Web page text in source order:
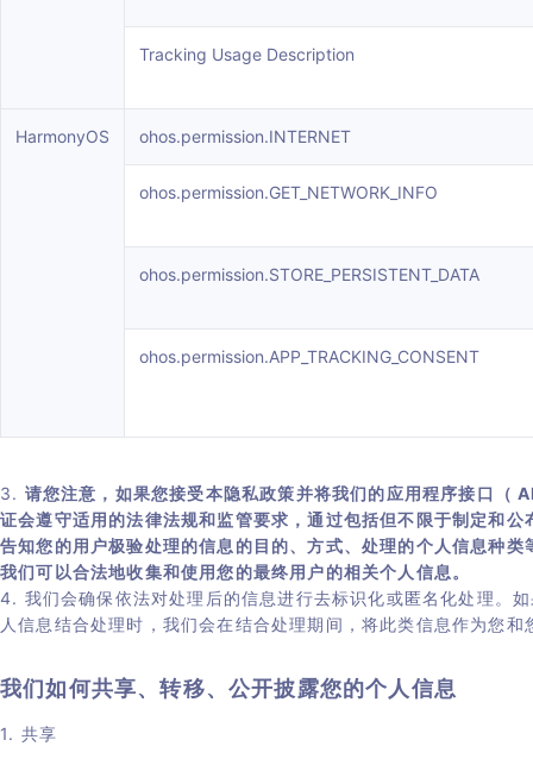
Tracking Usage Description
HarmonyOS ohos.permission.INTERNET
ohos.permission.GET_NETWORK_INFO
ohos.permission.STORE_PERSISTENT_DATA
ohos.permission.APP_TRACKING_CONSENT
3. 请您注意，如果您接受本隐私政策并将我们的应用程序接口（
证会遵守适用的法律法规和监管要求，通过包括但不限于制定和
告知您的用户极验处理的信息的目的、方式、处理的个人信息种
我们可以合法地收集和使用您的最终用户的相关个人信息。
4. 我们会确保依法对处理后的信息进行去标识化或匿名化处理。
人信息结合处理时，我们会在结合处理期间，将此类信息作为您
我们如何共享、转移、公开披露您的个人信息
1. 共享